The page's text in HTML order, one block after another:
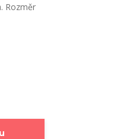
Rozměr